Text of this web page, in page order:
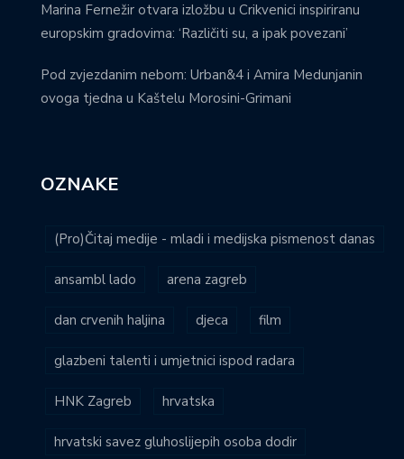
Marina Fernežir otvara izložbu u Crikvenici inspiriranu
europskim gradovima: ‘Različiti su, a ipak povezani’
Pod zvjezdanim nebom: Urban&4 i Amira Medunjanin
ovoga tjedna u Kaštelu Morosini-Grimani
OZNAKE
(Pro)Čitaj medije - mladi i medijska pismenost danas
ansambl lado arena zagreb
dan crvenih haljina djeca film
glazbeni talenti i umjetnici ispod radara
HNK Zagreb hrvatska
hrvatski savez gluhoslijepih osoba dodir